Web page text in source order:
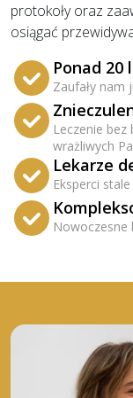
protokoły oraz
osiągać
Ponad 20
Zaufały nam
Leczenie
wrażliwych
Lekarze
Eksperci
Nowoczesne